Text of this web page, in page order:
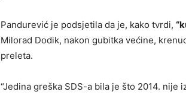
Pandurević je podsjetila da je, kako tvrdi,
Milorad Dodik, nakon gubitka većine,
preleta.
“Jedina greška SDS-a bila je što 2014.